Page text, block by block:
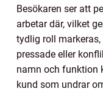
Besökaren ser att
arbetar där, vilket
tydlig roll
pressade eller
namn och funktion
kund som undrar